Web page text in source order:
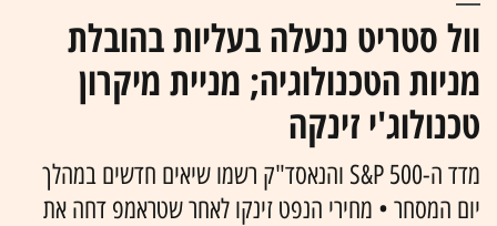
וול סטריט ננעלה בעליות בהובלת
מניות הטכנולוגיה; מניית מיקרון
טכנולוג'י זינקה
מדד ה-S&P 500 והנאסד"ק רשמו שיאים חדשים במהלך
יום המסחר • מחירי הנפט זינקו לאחר שטראמפ דחה את